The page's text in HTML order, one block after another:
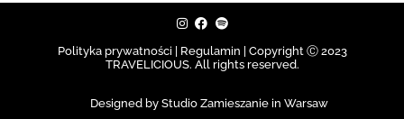
Polityka prywatności | Regulamin | Copyright Ⓒ 2023
TRAVELICIOUS. All rights reserved.
Designed by Studio Zamieszanie in Warsaw